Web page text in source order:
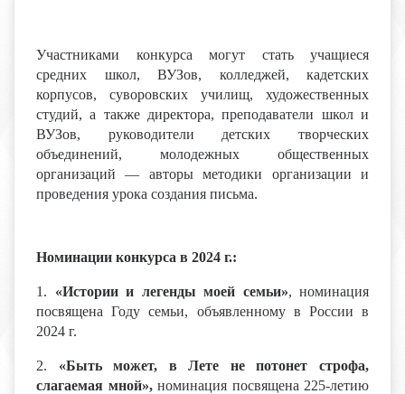
Участниками конкурса могут стать учащиеся
средних школ, ВУЗов, колледжей, кадетских
корпусов, суворовских училищ, художественных
студий, а также директора, преподаватели школ и
ВУЗов, руководители детских творческих
объединений, молодежных общественных
организаций — авторы методики организации и
проведения урока создания письма.
Номинации конкурса в 2024 г.:
1. «Истории и легенды моей семьи», номинация
посвящена Году семьи, объявленному в России в
2024 г.
2. «Быть может, в Лете не потонет строфа,
слагаемая мной»,номинация посвящена 225-летию